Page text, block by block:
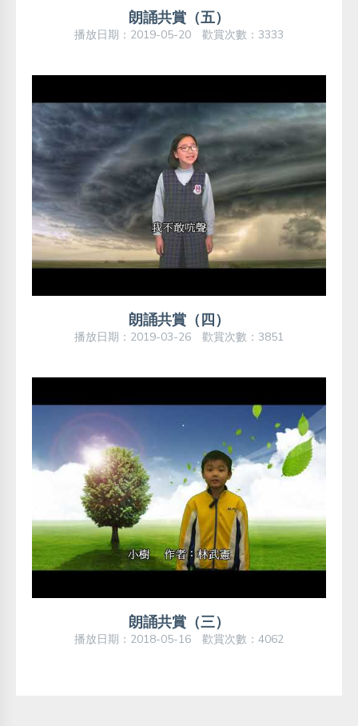
朗誦共賞（五）
播放日期：2019-05-20 歡賞次數：3333
朗誦共賞（四）
播放日期：2019-03-26 歡賞次數：3851
朗誦共賞（三）
播放日期：2018-05-16 歡賞次數：4062